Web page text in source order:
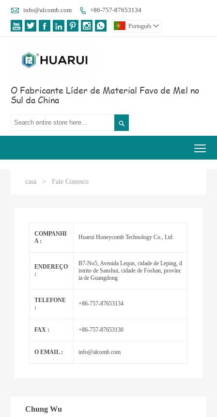
 info@alcomb.com  +86-757-87653134
       Português 
O Fabricante Líder de Material Favo de Mel no
Sul da China

casa > Fale Conosco
COMPANHI
A :
Huarui Honeycomb Technology Co., Ltd
ENDEREÇO
:
B7-No5, Avenida Lequn, cidade de Leping, d
istrito de Sanshui, cidade de Foshan, provínc
ia de Guangdong
TELEFONE
:
+86-757-87653134
FAX : +86-757-87653130
O EMAIL : info@alcomb.com
Chung Wu